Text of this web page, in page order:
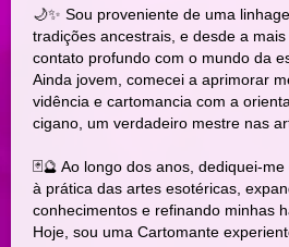
🌙✨ Sou proveniente de uma
tradições ancestrais, e desde a
contato profundo com o mundo da
Ainda jovem, comecei a aprimorar
vidência e cartomancia com a
cigano, um verdadeiro mestre nas
🃏🔮 Ao longo dos anos, dediquei-
à prática das artes esotéricas,
conhecimentos e refinando minhas
Hoje, sou uma Cartomante